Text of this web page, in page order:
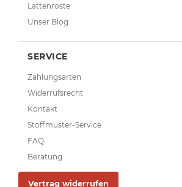
Lattenroste
Unser Blog
SERVICE
Zahlungsarten
Widerrufsrecht
Kontakt
Stoffmuster-Service
FAQ
Beratung
Vertrag widerrufen